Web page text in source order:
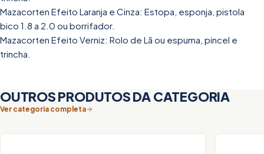
Mazacorten Efeito Laranja e Cinza: Estopa, esponja, pistola
bico 1.8 a 2.0 ou borrifador.
Mazacorten Efeito Verniz: Rolo de Lã ou espuma, pincel e
trincha.
OUTROS PRODUTOS DA CATEGORIA
Ver categoria completa